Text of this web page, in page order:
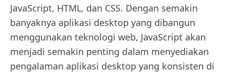
JavaScript, HTML, dan CSS. Dengan semakin
banyaknya aplikasi desktop yang dibangun
menggunakan teknologi web, JavaScript akan
menjadi semakin penting dalam menyediakan
pengalaman aplikasi desktop yang konsisten di